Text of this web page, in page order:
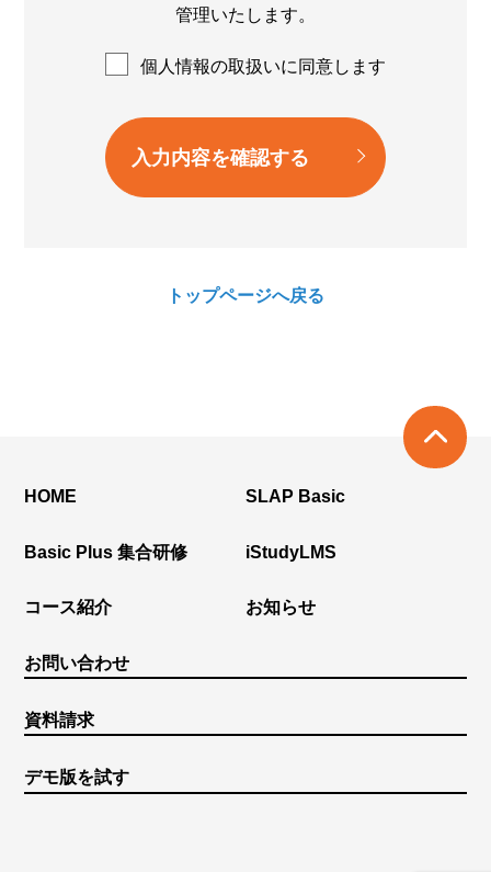
管理いたします。
個人情報の取扱いに同意します
トップページへ戻る
HOME SLAP Basic
Basic Plus 集合研修 iStudyLMS
コース紹介 お知らせ
お問い合わせ
資料請求
デモ版を試す